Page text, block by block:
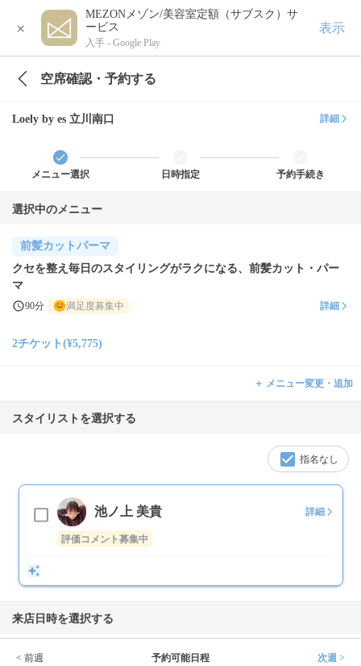
×
MEZONメゾン/美容室定額（サブスク）サ
ービス
入手 - Google Play
表示
空席確認・予約する
Loely by es 立川南口 詳細
メニュー選択 日時指定 予約手続き
選択中のメニュー
前髪カットパーマ
クセを整え毎日のスタイリングがラクになる、前髪カット・パー
マ
90分 満足度募集中 詳細
2チケット(¥5,775)
＋ メニュー変更・追加
スタイリストを選択する
指名なし
池ノ上 美貴 詳細
評価コメント募集中
来店日時を選択する
< 前週 予約可能日程 次週 >